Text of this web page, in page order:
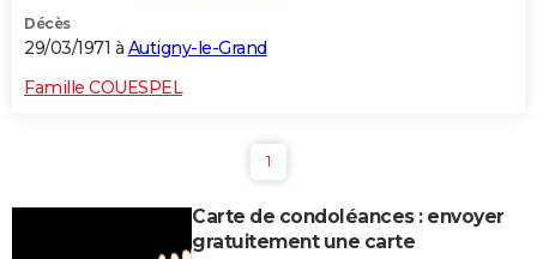
Décès
29/03/1971 à Autigny-le-Grand
Famille COUESPEL
1
Carte de condoléances : envoyer
gratuitement une carte